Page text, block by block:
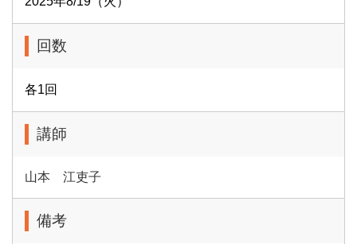
回数
各1回
講師
山本 江吏子
備考